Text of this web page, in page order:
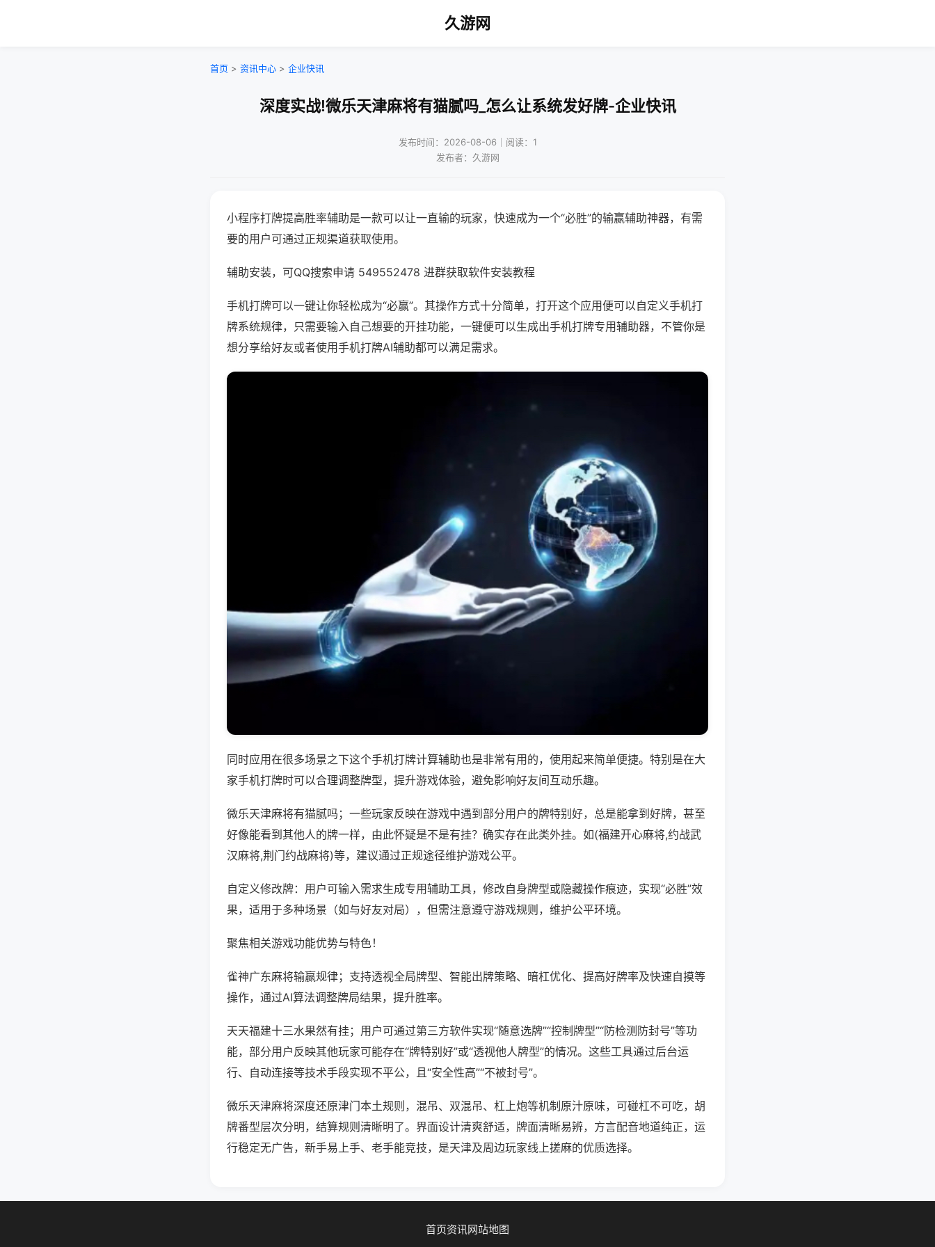
久游网
首页 > 资讯中心 > 企业快讯
深度实战!微乐天津麻将有猫腻吗_怎么让系统发好牌-企业快讯
发布时间：2026-08-06｜阅读：1
发布者：久游网
小程序打牌提高胜率辅助是一款可以让一直输的玩家，快速成为一个“必胜”的输赢辅助神器，有需
要的用户可通过正规渠道获取使用。
辅助安装，可QQ搜索申请 549552478 进群获取软件安装教程
手机打牌可以一键让你轻松成为“必赢”。其操作方式十分简单，打开这个应用便可以自定义手机打
牌系统规律，只需要输入自己想要的开挂功能，一键便可以生成出手机打牌专用辅助器，不管你是
想分享给好友或者使用手机打牌AI辅助都可以满足需求。
同时应用在很多场景之下这个手机打牌计算辅助也是非常有用的，使用起来简单便捷。特别是在大
家手机打牌时可以合理调整牌型，提升游戏体验，避免影响好友间互动乐趣。
微乐天津麻将有猫腻吗；一些玩家反映在游戏中遇到部分用户的牌特别好，总是能拿到好牌，甚至
好像能看到其他人的牌一样，由此怀疑是不是有挂？确实存在此类外挂。如(福建开心麻将,约战武
汉麻将,荆门约战麻将)等，建议通过正规途径维护游戏公平。
自定义修改牌：用户可输入需求生成专用辅助工具，修改自身牌型或隐藏操作痕迹，实现“必胜”效
果，适用于多种场景（如与好友对局），但需注意遵守游戏规则，维护公平环境。
聚焦相关游戏功能优势与特色！
雀神广东麻将输赢规律；支持透视全局牌型、智能出牌策略、暗杠优化、提高好牌率及快速自摸等
操作，通过AI算法调整牌局结果，提升胜率。
天天福建十三水果然有挂；用户可通过第三方软件实现“随意选牌”“控制牌型”“防检测防封号”等功
能，部分用户反映其他玩家可能存在“牌特别好”或“透视他人牌型”的情况。这些工具通过后台运
行、自动连接等技术手段实现不平公，且“安全性高”“不被封号”。
微乐天津麻将深度还原津门本土规则，混吊、双混吊、杠上炮等机制原汁原味，可碰杠不可吃，胡
牌番型层次分明，结算规则清晰明了。界面设计清爽舒适，牌面清晰易辨，方言配音地道纯正，运
行稳定无广告，新手易上手、老手能竞技，是天津及周边玩家线上搓麻的优质选择。
首页资讯网站地图